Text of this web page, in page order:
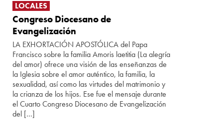
LOCALES
Congreso Diocesano de
Evangelización
LA EXHORTACIÓN APOSTÓLICA del Papa
Francisco sobre la familia Amoris laetitia (La alegría
del amor) ofrece una visión de las enseñanzas de
la Iglesia sobre el amor auténtico, la familia, la
sexualidad, así como las virtudes del matrimonio y
la crianza de los hijos. Ese fue el mensaje durante
el Cuarto Congreso Diocesano de Evangelización
del […]